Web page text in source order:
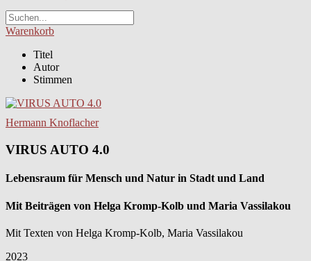
Warenkorb
Titel
Autor
Stimmen
Hermann Knoflacher
VIRUS AUTO 4.0
Lebensraum für Mensch und Natur in Stadt und Land
Mit Beiträgen von Helga Kromp-Kolb und Maria Vassilakou
Mit Texten von Helga Kromp-Kolb, Maria Vassilakou
2023